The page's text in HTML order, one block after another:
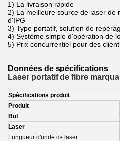
1) La livraison rapide
2) La meilleure source de laser de
d'IPG
3) Type portatif, solution de
4) Système simple d'opération de
5) Prix concurrentiel pour des
Données de spécifications
Laser portatif de fibre
Spécifications produit
Produit
But
Laser
Longueur d'onde de laser